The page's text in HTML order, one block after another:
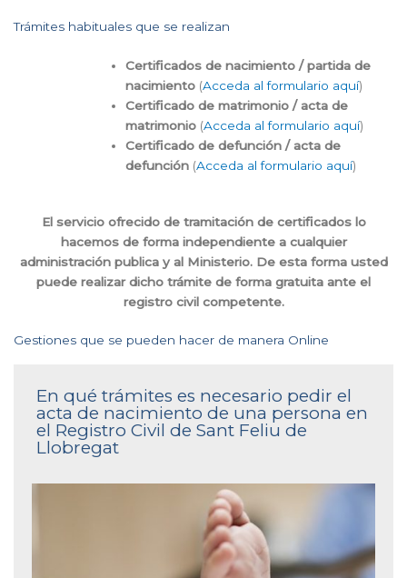
Trámites habituales que se realizan
Certificados de nacimiento / partida de
nacimiento (Acceda al formulario aquí)
Certificado de matrimonio / acta de
matrimonio (Acceda al formulario aquí)
Certificado de defunción / acta de
defunción (Acceda al formulario aquí)
El servicio ofrecido de tramitación de certificados lo
hacemos de forma independiente a cualquier
administración publica y al Ministerio. De esta forma usted
puede realizar dicho trámite de forma gratuita ante el
registro civil competente.
Gestiones que se pueden hacer de manera Online
En qué trámites es necesario pedir el
acta de nacimiento de una persona en
el Registro Civil de Sant Feliu de
Llobregat